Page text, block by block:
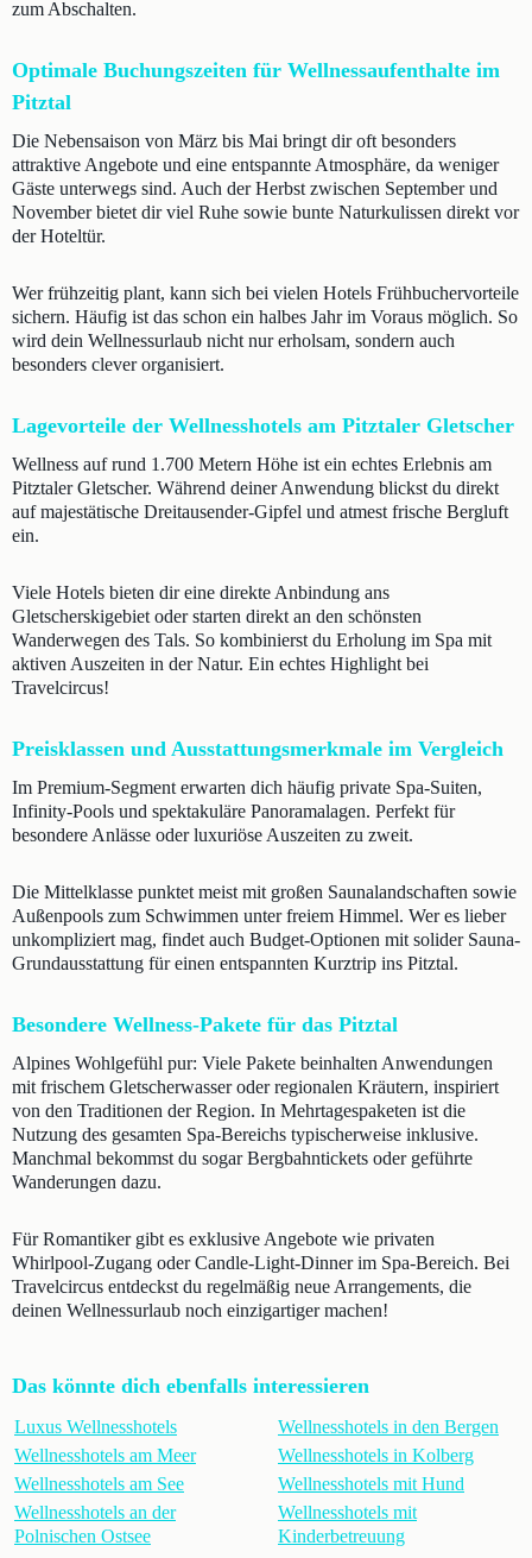
zum Abschalten.
Optimale Buchungszeiten für Wellnessaufenthalte im
Pitztal
Die Nebensaison von März bis Mai bringt dir oft besonders
attraktive Angebote und eine entspannte Atmosphäre, da weniger
Gäste unterwegs sind. Auch der Herbst zwischen September und
November bietet dir viel Ruhe sowie bunte Naturkulissen direkt vor
der Hoteltür.
Wer frühzeitig plant, kann sich bei vielen Hotels Frühbuchervorteile
sichern. Häufig ist das schon ein halbes Jahr im Voraus möglich. So
wird dein Wellnessurlaub nicht nur erholsam, sondern auch
besonders clever organisiert.
Lagevorteile der Wellnesshotels am Pitztaler Gletscher
Wellness auf rund 1.700 Metern Höhe ist ein echtes Erlebnis am
Pitztaler Gletscher. Während deiner Anwendung blickst du direkt
auf majestätische Dreitausender-Gipfel und atmest frische Bergluft
ein.
Viele Hotels bieten dir eine direkte Anbindung ans
Gletscherskigebiet oder starten direkt an den schönsten
Wanderwegen des Tals. So kombinierst du Erholung im Spa mit
aktiven Auszeiten in der Natur. Ein echtes Highlight bei
Travelcircus!
Preisklassen und Ausstattungsmerkmale im Vergleich
Im Premium-Segment erwarten dich häufig private Spa-Suiten,
Infinity-Pools und spektakuläre Panoramalagen. Perfekt für
besondere Anlässe oder luxuriöse Auszeiten zu zweit.
Die Mittelklasse punktet meist mit großen Saunalandschaften sowie
Außenpools zum Schwimmen unter freiem Himmel. Wer es lieber
unkompliziert mag, findet auch Budget-Optionen mit solider Sauna-
Grundausstattung für einen entspannten Kurztrip ins Pitztal.
Besondere Wellness-Pakete für das Pitztal
Alpines Wohlgefühl pur: Viele Pakete beinhalten Anwendungen
mit frischem Gletscherwasser oder regionalen Kräutern, inspiriert
von den Traditionen der Region. In Mehrtagespaketen ist die
Nutzung des gesamten Spa-Bereichs typischerweise inklusive.
Manchmal bekommst du sogar Bergbahntickets oder geführte
Wanderungen dazu.
Für Romantiker gibt es exklusive Angebote wie privaten
Whirlpool-Zugang oder Candle-Light-Dinner im Spa-Bereich. Bei
Travelcircus entdeckst du regelmäßig neue Arrangements, die
deinen Wellnessurlaub noch einzigartiger machen!
Das könnte dich ebenfalls interessieren
Luxus Wellnesshotels
Wellnesshotels am Meer
Wellnesshotels am See
Wellnesshotels an der
Polnischen Ostsee
Wellnesshotels in den Bergen
Wellnesshotels in Kolberg
Wellnesshotels mit Hund
Wellnesshotels mit
Kinderbetreuung